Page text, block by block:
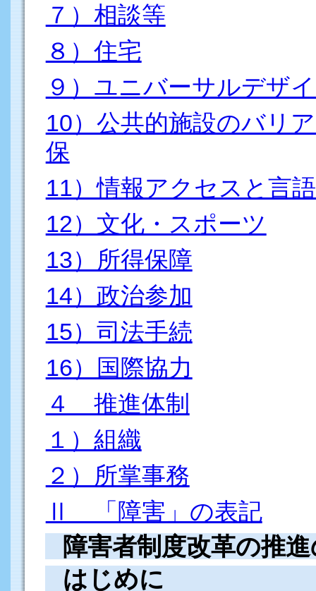
７）相談等
８）住宅
９）ユニバーサルデザ
10）公共的施設のバリ
保
11）情報アクセスと言
12）文化・スポーツ
13）所得保障
14）政治参加
15）司法手続
16）国際協力
４ 推進体制
１）組織
２）所掌事務
Ⅱ 「障害」の表記
障害者制度改革の推
はじめに